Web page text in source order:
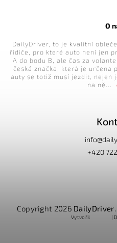
O
DailyDriver, to je kvalitní
řidiče, pro které auto není jen
A do bodu B, ale čas za
česká značka, která je určena
auty se totiž musí jezdit, nejen
na ně...
info@
+420
Copyright 2026 DailyDriver
Vytvořil |